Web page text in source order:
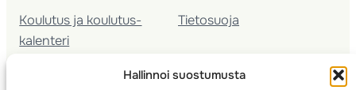
Hallinnoi suostumusta
Koulutus ja koulutus­
kalenteri
Seura­kehittäminen
Tietosuoja